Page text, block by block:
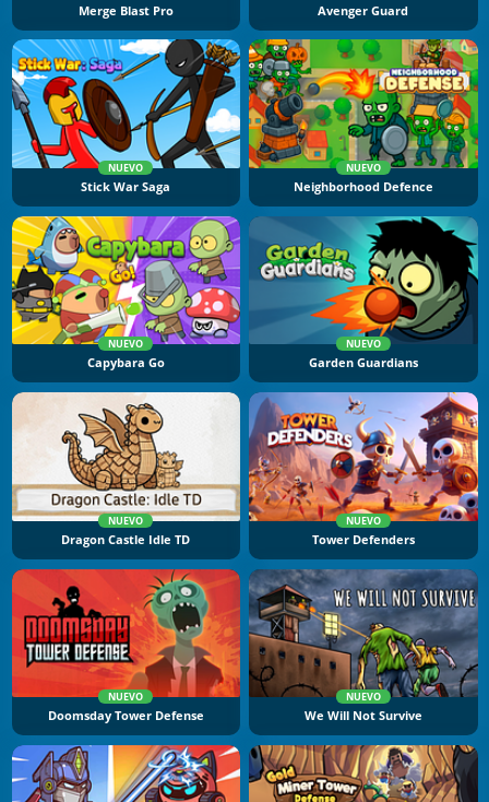
Merge Blast Pro Avenger Guard
NUEVO
Stick War Saga
NUEVO
Neighborhood Defence
NUEVO
Capybara Go
NUEVO
Garden Guardians
NUEVO
Dragon Castle Idle TD
NUEVO
Tower Defenders
NUEVO
Doomsday Tower Defense
NUEVO
We Will Not Survive